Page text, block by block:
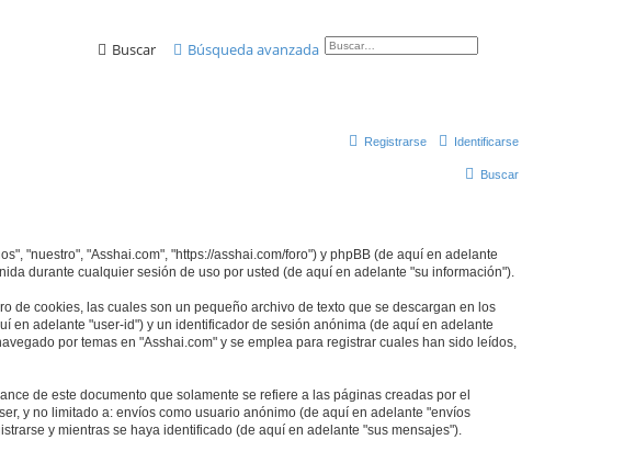
Buscar Búsqueda avanzada
Identificarse
Registrarse
Buscar
"nuestro", "Asshai.com", "https://asshai.com/foro") y phpBB (de aquí en adelante
durante cualquier sesión de uso por usted (de aquí en adelante "su información").
de cookies, las cuales son un pequeño archivo de texto que se descargan en los
en adelante "user-id") y un identificador de sesión anónima (de aquí en adelante
por temas en "Asshai.com" y se emplea para registrar cuales han sido leídos,
de este documento que solamente se refiere a las páginas creadas por el
y no limitado a: envíos como usuario anónimo (de aquí en adelante "envíos
y mientras se haya identificado (de aquí en adelante "sus mensajes").